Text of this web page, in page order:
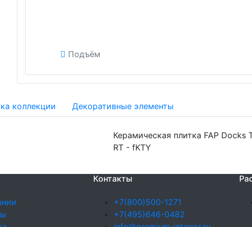
Подъём
коллекции Декоративные элементы
Керамическая плитка FAP Docks
RT - fKTY
Контакты
+7(800)500-1271
+7(495)646-0482